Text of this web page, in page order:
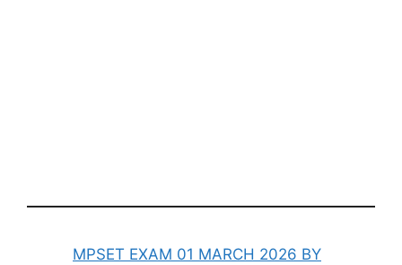
MPSET EXAM 01 MARCH 2026 BY